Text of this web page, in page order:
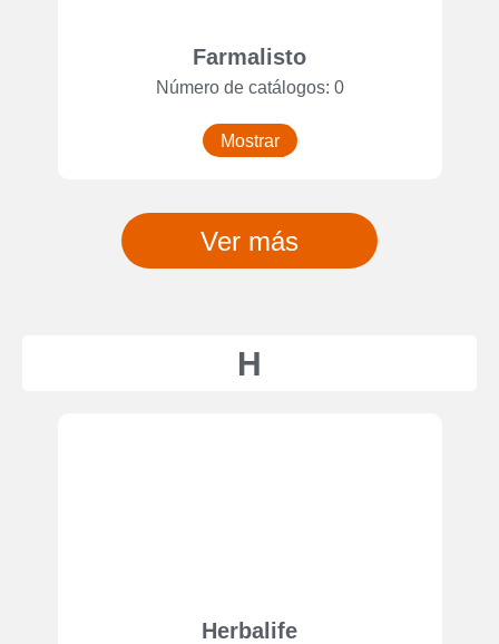
Farmalisto
Número de catálogos: 0
Mostrar
Ver más
H
Herbalife